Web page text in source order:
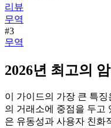
리뷰
무역
#3
무역
2026년 최고의
이 가이드의 가장 큰 특
의 거래소에 중점을 두고
은 유동성과 사용자 친화